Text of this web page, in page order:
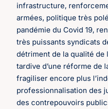
infrastructure,
armées, politique très
pandémie du Covid 19,
très puissants syndicats
détriment de la qualité de
tardive d’une réforme de
fragiliser encore plus
professionnalisation des
des contrepouvoirs